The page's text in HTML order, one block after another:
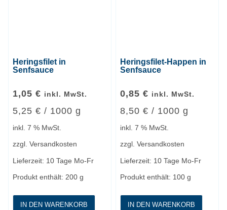
Heringsfilet in
Senfsauce
1,05 € inkl. MwSt.
5,25 € / 1000 g
inkl. 7 % MwSt.
zzgl. Versandkosten
Lieferzeit: 10 Tage Mo-Fr
Produkt enthält: 200 g
IN DEN WARENKORB
Heringsfilet-Happen in
Senfsauce
0,85 € inkl. MwSt.
8,50 € / 1000 g
inkl. 7 % MwSt.
zzgl. Versandkosten
Lieferzeit: 10 Tage Mo-Fr
Produkt enthält: 100 g
IN DEN WARENKORB